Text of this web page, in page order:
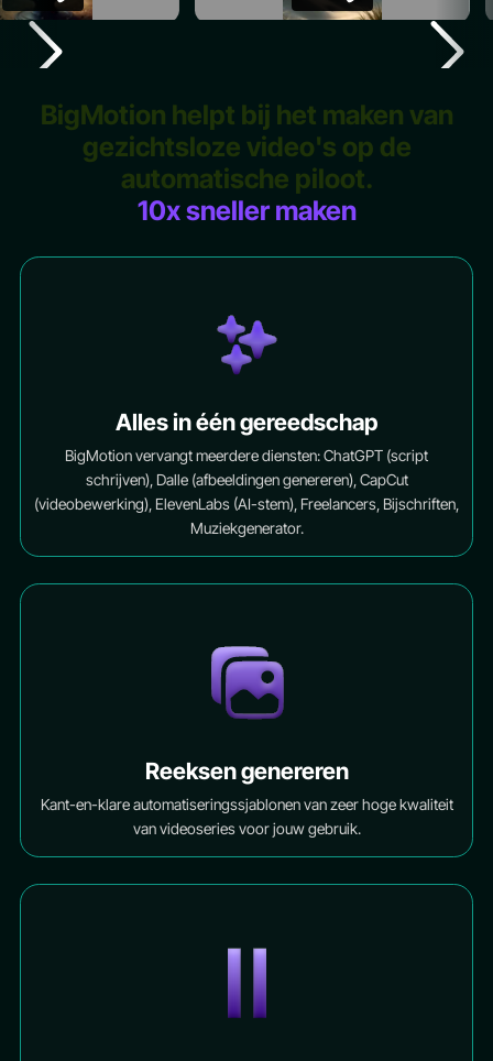
BigMotion helpt bij het maken van
gezichtsloze video's op de
automatische piloot.
10x sneller maken
Alles in één gereedschap
BigMotion vervangt meerdere diensten: ChatGPT (script
schrijven), Dalle (afbeeldingen genereren), CapCut
(videobewerking), ElevenLabs (AI-stem), Freelancers, Bijschriften,
Muziekgenerator.
Reeksen genereren
Kant-en-klare automatiseringssjablonen van zeer hoge kwaliteit
van videoseries voor jouw gebruik.